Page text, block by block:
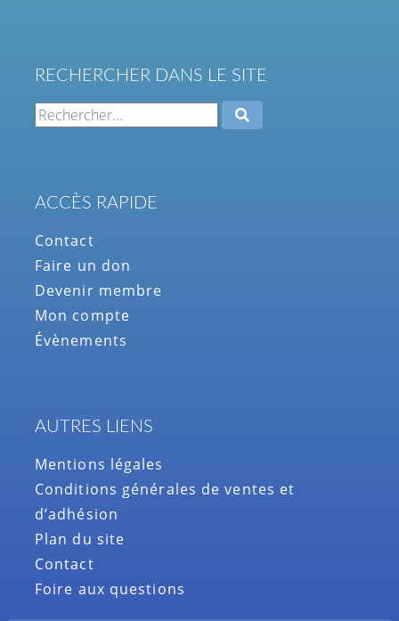
RECHERCHER DANS LE SITE
ACCÈS RAPIDE
Contact
Faire un don
Devenir membre
Mon compte
Évènements
AUTRES LIENS
Mentions légales
Conditions générales de ventes et
d’adhésion
Plan du site
Contact
Foire aux questions